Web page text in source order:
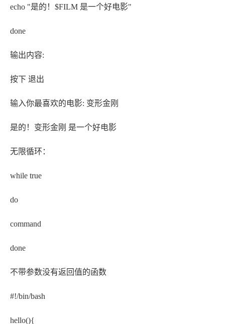
echo "是的！$FILM 是一个好电影"
done
输出内容:
按下 退出
输入你最喜欢的电影: 变形金刚
是的！变形金刚 是一个好电影
无限循环：
while true
do
command
done
不带参数没有返回值的函数
#!/bin/bash
hello(){